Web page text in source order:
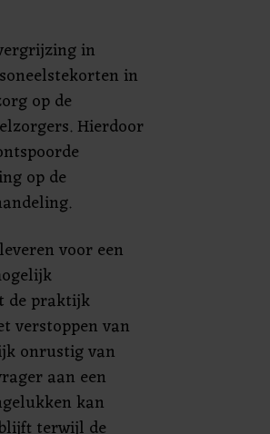
in
in
op de
Hierdoor
op de
voor een
de praktijk
verstoppen van
onrustig van
aan een
kan